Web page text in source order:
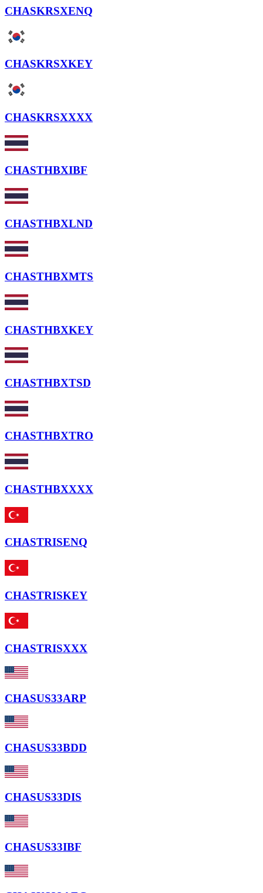
CHASKRSXENQ
CHASKRSXKEY
CHASKRSXXXX
CHASTHBXIBF
CHASTHBXLND
CHASTHBXMTS
CHASTHBXKEY
CHASTHBXTSD
CHASTHBXTRO
CHASTHBXXXX
CHASTRISENQ
CHASTRISKEY
CHASTRISXXX
CHASUS33ARP
CHASUS33BDD
CHASUS33DIS
CHASUS33IBF